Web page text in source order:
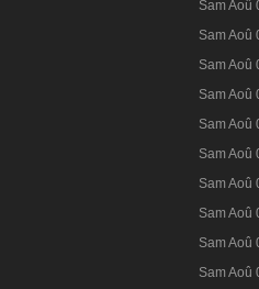
Sam Aoû
Sam Aoû
Sam Aoû
Sam Aoû
Sam Aoû
Sam Aoû
Sam Aoû
Sam Aoû
Sam Aoû
Sam Aoû